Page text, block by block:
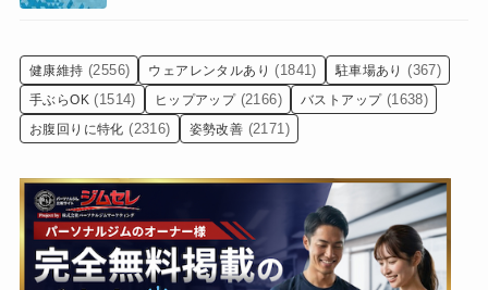
健康維持 (2556) ウェアレンタルあり (1841) 駐車場あり (367)
手ぶらOK (1514) ヒップアップ (2166) バストアップ (1638)
お腹回りに特化 (2316) 姿勢改善 (2171)